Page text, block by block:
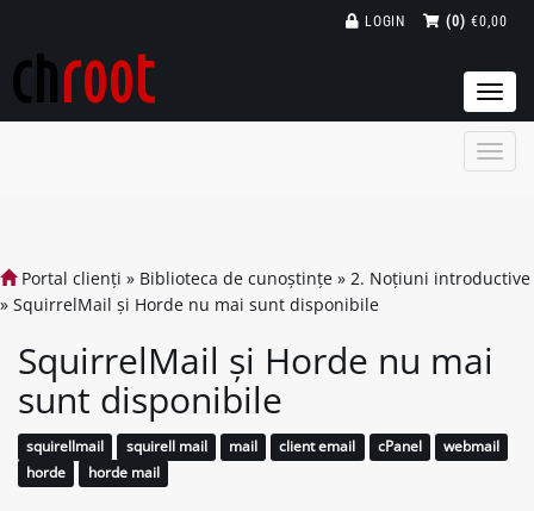
(0) €0,00
LOGIN
Portal clienți » Biblioteca de cunoștințe » 2. Noțiuni introductive
» SquirrelMail și Horde nu mai sunt disponibile
SquirrelMail și Horde nu mai
sunt disponibile
squirellmail squirell mail mail client email cPanel
webmail
horde
horde mail